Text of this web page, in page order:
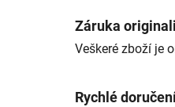
Záruka
Veškeré zboží je
Rychlé